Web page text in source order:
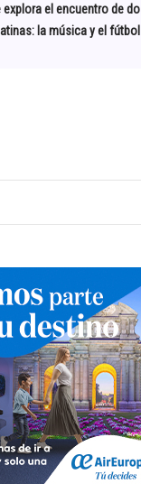
el encuentro de do
la música y el fútbol